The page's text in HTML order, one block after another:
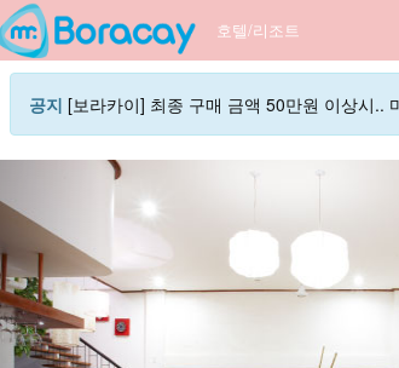
호텔/리조트
공지 [보라카이] 최종 구매 금액 50만원 이상시..